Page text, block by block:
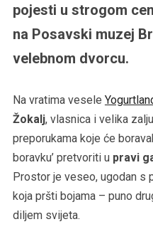
pojesti u strogom
na Posavski muzej
velebnom dvorcu.
Na vratima vesele
Žokalj, vlasnica i velika
preporukama koje će
boravku’ pretvoriti u pravi
Prostor je veseo, ugodan s
koja pršti bojama – puno
diljem svijeta.